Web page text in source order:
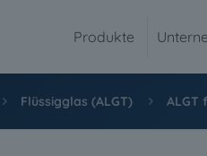
Produkte
Flüssigglas (ALGT) ALGT